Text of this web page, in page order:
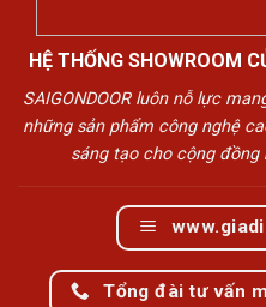
HỆ THỐNG SHOWROOM
SAIGONDOOR luôn nỗ lực
những sản phẩm công nghệ
sáng tạo cho cộng
Tổng đài tư vấn